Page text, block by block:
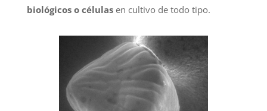
biológicos o células en cultivo de todo tipo.